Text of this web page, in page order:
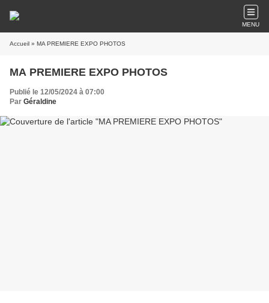
MENU
Accueil » MA PREMIERE EXPO PHOTOS
MA PREMIERE EXPO PHOTOS
Publié le 12/05/2024 à 07:00
Par Géraldine